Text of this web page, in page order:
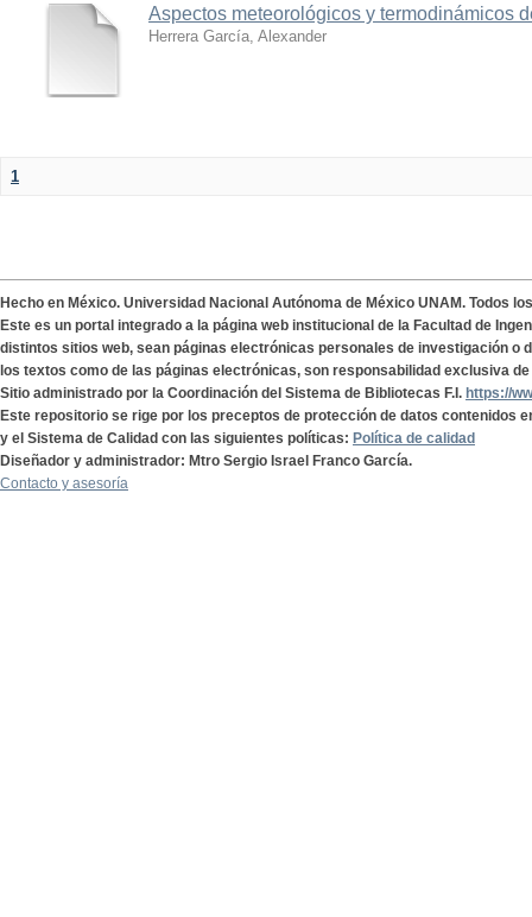
Aspectos meteorológicos y termodinámicos
Herrera García, Alexander
1
Hecho en México. Universidad Nacional Autónoma de México UNAM. Todos
Este es un portal integrado a la página web institucional de la Facultad de
distintos sitios web, sean páginas electrónicas personales de investigación o
los textos como de las páginas electrónicas, son responsabilidad exclusiva
Sitio administrado por la Coordinación del Sistema de Bibliotecas F.I. https://
Este repositorio se rige por los preceptos de protección de datos contenidos
y el Sistema de Calidad con las siguientes políticas: Política de calidad
Diseñador y administrador: Mtro Sergio Israel Franco García.
Contacto y asesoría